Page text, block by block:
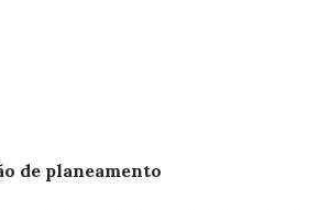
de planeamento